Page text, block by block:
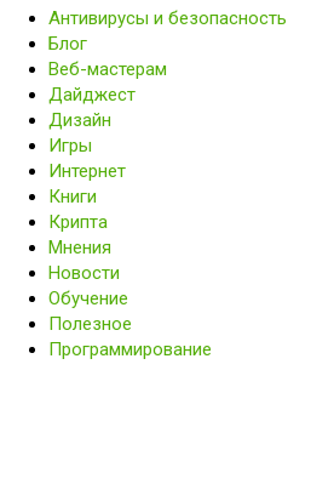
Антивирусы и безопасность
Блог
Веб-мастерам
Дайджест
Дизайн
Игры
Интернет
Книги
Крипта
Мнения
Новости
Обучение
Полезное
Программирование